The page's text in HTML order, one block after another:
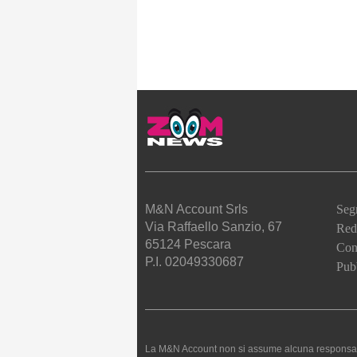
M&N Account Srls
Via Raffaello Sanzio, 67
65124 Pescara
P.I. 02049330687
La M&N Account non si assume alcuna